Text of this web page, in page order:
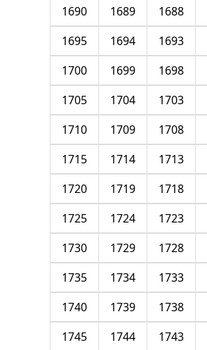
1688
1689
1690
1693
1694
1695
1698
1699
1700
1703
1704
1705
1708
1709
1710
1713
1714
1715
1718
1719
1720
1723
1724
1725
1728
1729
1730
1733
1734
1735
1738
1739
1740
1743
1744
1745